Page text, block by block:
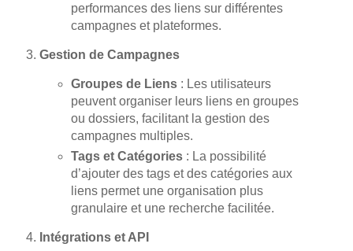
performances des liens sur différentes
campagnes et plateformes.
Gestion de Campagnes
Groupes de Liens: Les utilisateurs
peuvent organiser leurs liens en groupes
ou dossiers, facilitant la gestion des
campagnes multiples.
Tags et Catégories: La possibilité
d’ajouter des tags et des catégories aux
liens permet une organisation plus
granulaire et une recherche facilitée.
Intégrations et API